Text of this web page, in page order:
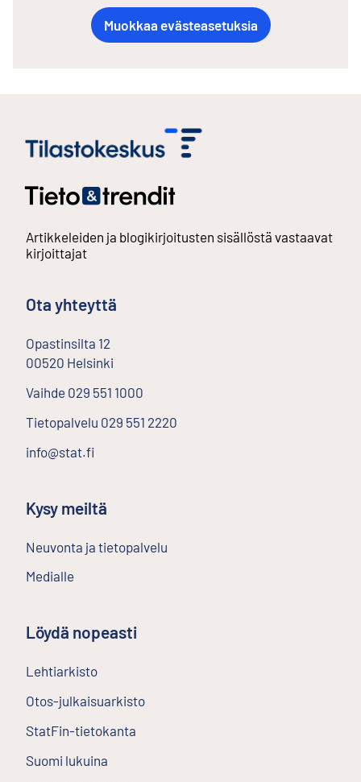
Muokkaa evästeasetuksia
Artikkeleiden ja blogikirjoitusten sisällöstä vastaavat
kirjoittajat
Ota yhteyttä
Opastinsilta 12
00520 Helsinki
Vaihde 029 551 1000
Tietopalvelu 029 551 2220
info@stat.fi
Kysy meiltä
Neuvonta ja tietopalvelu
Medialle
Löydä nopeasti
Lehtiarkisto
Otos-julkaisuarkisto
StatFin-tietokanta
Suomi lukuina